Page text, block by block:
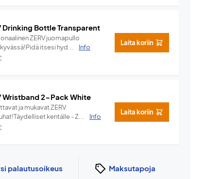
Drinking Bottle Transparent
ZERV juomapullo
itsesi hyd...
Info
Laita koriin
Wristband 2-Pack White
ja mukavat ZERV
kentälle - Z...
Info
Laita koriin
palautusoikeus Maksutapoja